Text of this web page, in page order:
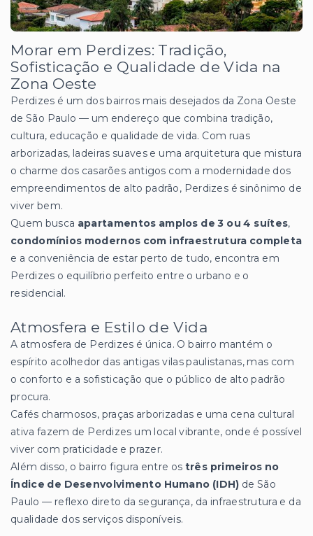
Morar em Perdizes: Tradição,
Sofisticação e Qualidade de Vida na
Zona Oeste
Perdizes é um dos bairros mais desejados da Zona Oeste
de São Paulo — um endereço que combina tradição,
cultura, educação e qualidade de vida. Com ruas
arborizadas, ladeiras suaves e uma arquitetura que mistura
o charme dos casarões antigos com a modernidade dos
empreendimentos de alto padrão, Perdizes é sinônimo de
viver bem.
Quem busca apartamentos amplos de 3 ou 4 suítes,
condomínios modernos com infraestrutura completa
e a conveniência de estar perto de tudo, encontra em
Perdizes o equilíbrio perfeito entre o urbano e o
residencial.
Atmosfera e Estilo de Vida
A atmosfera de Perdizes é única. O bairro mantém o
espírito acolhedor das antigas vilas paulistanas, mas com
o conforto e a sofisticação que o público de alto padrão
procura.
Cafés charmosos, praças arborizadas e uma cena cultural
ativa fazem de Perdizes um local vibrante, onde é possível
viver com praticidade e prazer.
Além disso, o bairro figura entre os três primeiros no
Índice de Desenvolvimento Humano (IDH) de São
Paulo — reflexo direto da segurança, da infraestrutura e da
qualidade dos serviços disponíveis.